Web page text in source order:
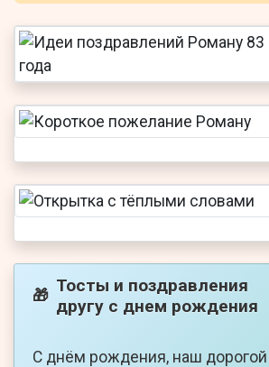
🎁 Тосты и поздравления
другу с днем рождения
С днём рождения, наш дорогой